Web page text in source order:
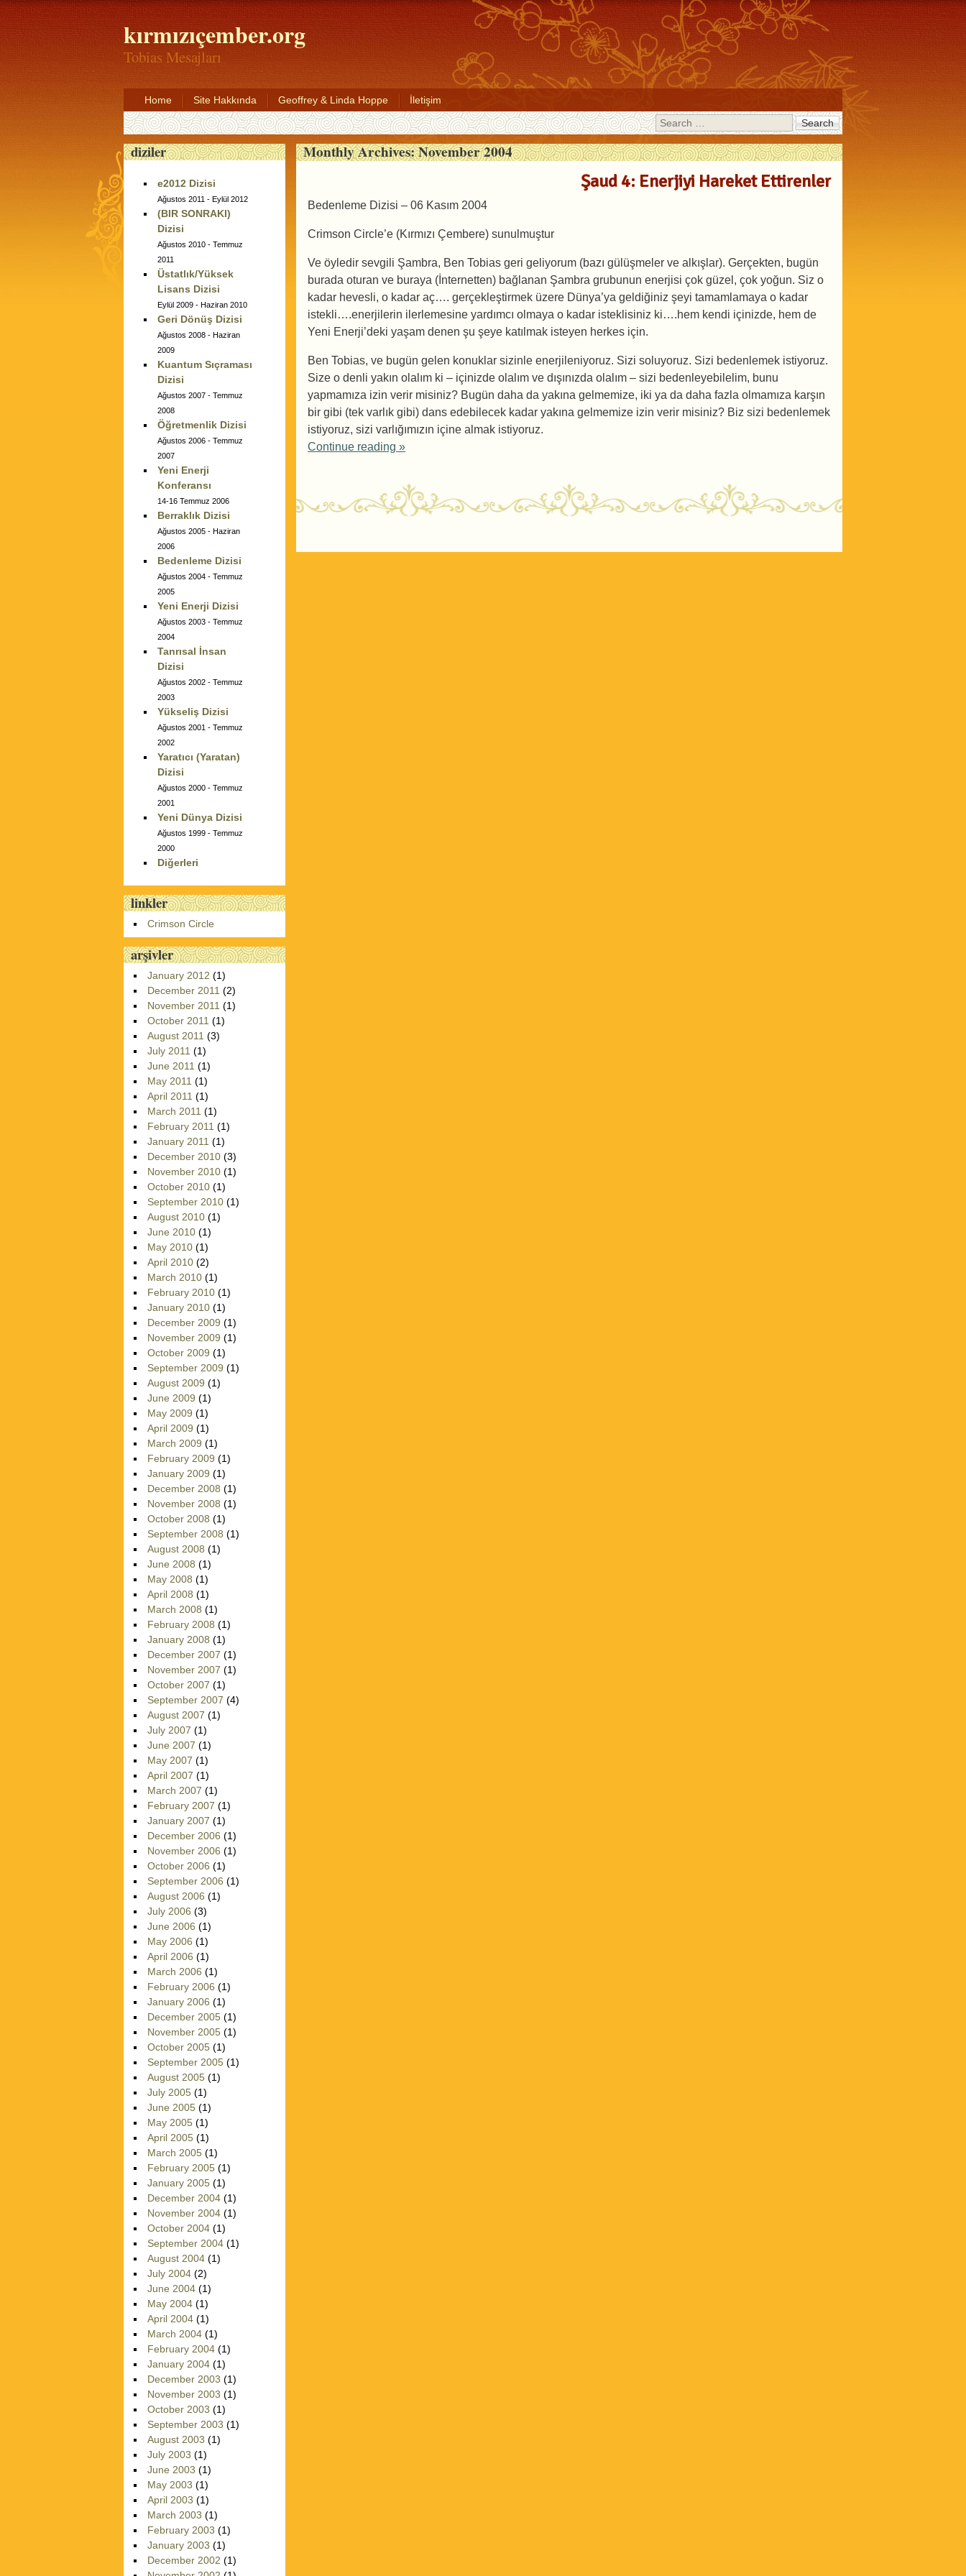
kırmızıçember.org
Tobias Mesajları
Home Site Hakkında Geoffrey & Linda Hoppe
İletişim
Search
Monthly Archives:November 2004
Şaud 4: Enerjiyi Hareket Ettirenler
Bedenleme Dizisi – 06 Kasım 2004
Crimson Circle’e (Kırmızı Çembere) sunulmuştur
Ve öyledir sevgili Şambra, Ben Tobias geri geliyorum (bazı gülüşmeler ve alkışlar). Gerçekten, bugün
burada oturan ve buraya (İnternetten) bağlanan Şambra grubunun enerjisi çok güzel, çok yoğun. Siz o
kadar hevesli, o kadar aç…. gerçekleştirmek üzere Dünya’ya geldiğiniz şeyi tamamlamaya o kadar
istekli….enerjilerin ilerlemesine yardımcı olmaya o kadar isteklisiniz ki….hem kendi içinizde, hem de
Yeni Enerji’deki yaşam denen şu şeye katılmak isteyen herkes için.
Ben Tobias, ve bugün gelen konuklar sizinle enerjileniyoruz. Sizi soluyoruz. Sizi bedenlemek istiyoruz.
Size o denli yakın olalım ki – içinizde olalım ve dışınızda olalım – sizi bedenleyebilelim, bunu
yapmamıza izin verir misiniz? Bugün daha da yakına gelmemize, iki ya da daha fazla olmamıza karşın
bir gibi (tek varlık gibi) dans edebilecek kadar yakına gelmemize izin verir misiniz? Biz sizi bedenlemek
istiyoruz, sizi varlığımızın içine almak istiyoruz.
Continue reading »
Post navigation
diziler
e2012 Dizisi
Ağustos 2011 - Eylül 2012
(BIR SONRAKI)
Dizisi
Ağustos 2010 - Temmuz
2011
Üstatlık/Yüksek
Lisans Dizisi
Eylül 2009 - Haziran 2010
Geri Dönüş Dizisi
Ağustos 2008 - Haziran
2009
Kuantum Sıçraması
Dizisi
Ağustos 2007 - Temmuz
2008
Öğretmenlik Dizisi
Ağustos 2006 - Temmuz
2007
Yeni Enerji
Konferansı
14-16 Temmuz 2006
Berraklık Dizisi
Ağustos 2005 - Haziran
2006
Bedenleme Dizisi
Ağustos 2004 - Temmuz
2005
Yeni Enerji Dizisi
Ağustos 2003 - Temmuz
2004
Tanrısal İnsan
Dizisi
Ağustos 2002 - Temmuz
2003
Yükseliş Dizisi
Ağustos 2001 - Temmuz
2002
Yaratıcı (Yaratan)
Dizisi
Ağustos 2000 - Temmuz
2001
Yeni Dünya Dizisi
Ağustos 1999 - Temmuz
2000
Diğerleri
linkler
Crimson Circle
arşivler
January 2012 (1)
December 2011 (2)
November 2011 (1)
October 2011 (1)
August 2011 (3)
July 2011 (1)
June 2011 (1)
May 2011 (1)
April 2011 (1)
March 2011 (1)
February 2011 (1)
January 2011 (1)
December 2010 (3)
November 2010 (1)
October 2010 (1)
September 2010 (1)
August 2010 (1)
June 2010 (1)
May 2010 (1)
April 2010 (2)
March 2010 (1)
February 2010 (1)
January 2010 (1)
December 2009 (1)
November 2009 (1)
October 2009 (1)
September 2009 (1)
August 2009 (1)
June 2009 (1)
May 2009 (1)
April 2009 (1)
March 2009 (1)
February 2009 (1)
January 2009 (1)
December 2008 (1)
November 2008 (1)
October 2008 (1)
September 2008 (1)
August 2008 (1)
June 2008 (1)
May 2008 (1)
April 2008 (1)
March 2008 (1)
February 2008 (1)
January 2008 (1)
December 2007 (1)
November 2007 (1)
October 2007 (1)
September 2007 (4)
August 2007 (1)
July 2007 (1)
June 2007 (1)
May 2007 (1)
April 2007 (1)
March 2007 (1)
February 2007 (1)
January 2007 (1)
December 2006 (1)
November 2006 (1)
October 2006 (1)
September 2006 (1)
August 2006 (1)
July 2006 (3)
June 2006 (1)
May 2006 (1)
April 2006 (1)
March 2006 (1)
February 2006 (1)
January 2006 (1)
December 2005 (1)
November 2005 (1)
October 2005 (1)
September 2005 (1)
August 2005 (1)
July 2005 (1)
June 2005 (1)
May 2005 (1)
April 2005 (1)
March 2005 (1)
February 2005 (1)
January 2005 (1)
December 2004 (1)
November 2004 (1)
October 2004 (1)
September 2004 (1)
August 2004 (1)
July 2004 (2)
June 2004 (1)
May 2004 (1)
April 2004 (1)
March 2004 (1)
February 2004 (1)
January 2004 (1)
December 2003 (1)
November 2003 (1)
October 2003 (1)
September 2003 (1)
August 2003 (1)
July 2003 (1)
June 2003 (1)
May 2003 (1)
April 2003 (1)
March 2003 (1)
February 2003 (1)
January 2003 (1)
December 2002 (1)